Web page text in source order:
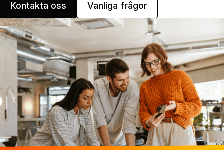
Kontakta oss Vanliga frågor